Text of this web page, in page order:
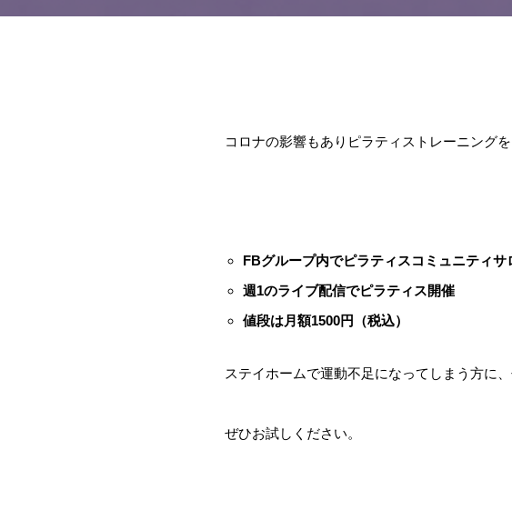
コロナの影響もありピラティストレーニング
FBグループ内でピラティスコミュニティサ
週1のライブ配信でピラティス開催
値段は月額1500円（税込）
ステイホームで運動不足になってしまう方に
ぜひお試しください。